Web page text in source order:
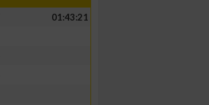
01:43:21